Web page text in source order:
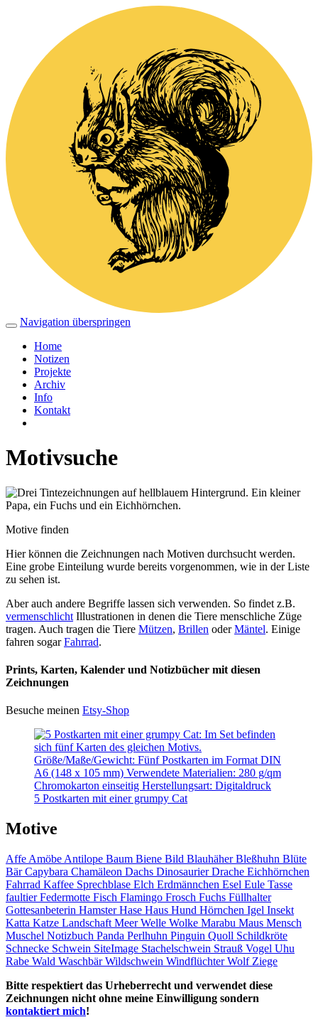
Navigation überspringen
Home
Notizen
Projekte
Archiv
Info
Kontakt
Motivsuche
Motive finden
Hier können die Zeichnungen nach Motiven durchsucht werden.
Eine grobe Einteilung wurde bereits vorgenommen, wie in der Liste
zu sehen ist.
Aber auch andere Begriffe lassen sich verwenden. So findet z.B.
vermenschlicht Illustrationen in denen die Tiere menschliche Züge
tragen. Auch tragen die Tiere Mützen, Brillen oderMäntel. Einige
fahren sogarFahrrad.
Prints, Karten, Kalender und Notizbücher mit diesen
Zeichnungen
Besuche meinen Etsy-Shop
5 Postkarten mit einer grumpy Cat
Motive
Affe Amöbe Antilope Baum Biene Bild BlauhäherBleßhuhn Blüte
BärCapybara Chamäleon Dachs DinosaurierDrache Eichhörnchen
Fahrrad Kaffee Sprechblase Elch Erdmännchen Esel Eule Tasse
faultierFedermotte Fisch Flamingo Frosch Fuchs Füllhalter
Gottesanbeterin HamsterHase Haus Hund Hörnchen Igel Insekt
Katta Katze Landschaft MeerWelle Wolke Marabu Maus Mensch
Muschel Notizbuch Panda Perlhuhn Pinguin Quoll Schildkröte
Schnecke Schwein SiteImage Stachelschwein Strauß Vogel Uhu
Rabe Wald WaschbärWildschwein WindflüchterWolf Ziege
Bitte respektiert das Urheberrecht und verwendet diese
Zeichnungen nicht ohne meine Einwilligung sondern
kontaktiert mich!